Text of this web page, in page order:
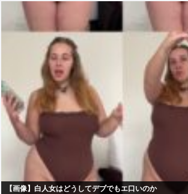
【画像】白人女はどうしてデブでもエ口いのか